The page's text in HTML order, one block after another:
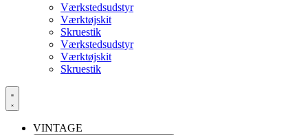
Værkstedsudstyr
Værktøjskit
Skruestik
Værkstedsudstyr
Værktøjskit
Skruestik
VINTAGE